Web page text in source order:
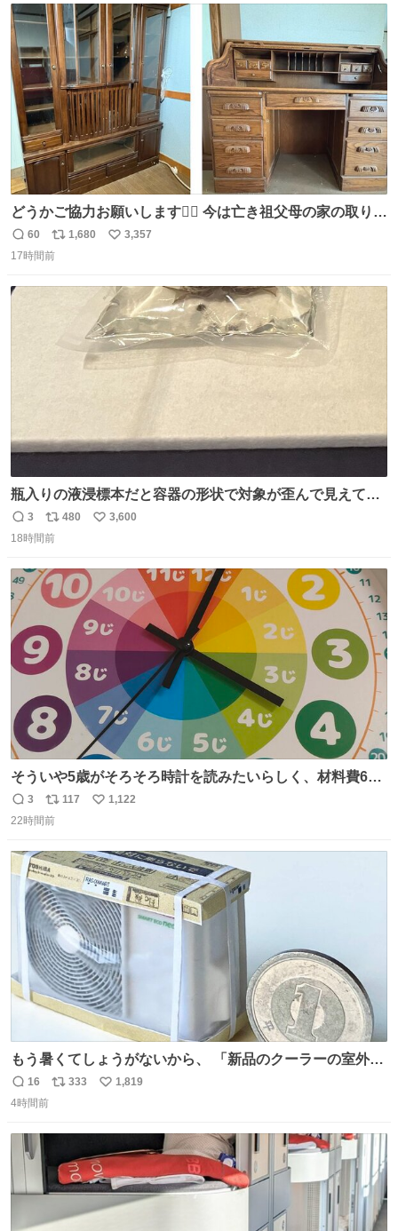
ニャは益々素晴らしい場所になってる
ト
数
数
どうかご協力お願いします🙇‍♂️ 今は亡き祖父母の家の取り壊
しが決まり、どうしても処分して欲しくない食器棚と机の
引き取り手を探しております この2つは私の祖母が当初一
さで亡くなりましたが、この家具達をとても大切にしてお
りました 続く↓
返
信
60
リ
ポ
1,680
い
数
3,357
17時間前
瓶入りの液浸標本だと容器の形状で対象が歪んで見えてし
まうことから、なるべく歪みがない状態で観察しやすいよ
うにこのような形で保存していると前に科博の先生から教
返
信
3
リ
ポ
ト
数
480
い
数
3,600
18時間前
そういや5歳がそろそろ時計を読みたいらしく、材料費600
円で作れる知育時計作ってみた！ めっちゃ簡単！ ありがと
う先人！
返
信
3
リ
ポ
ト
数
117
い
数
1,122
22時間前
もう暑くてしょうがないから、 「新品のクーラーの室外機
のミニチュア」 でも見ていってよ
返
信
16
リ
数
333
い
1,819
4時間前